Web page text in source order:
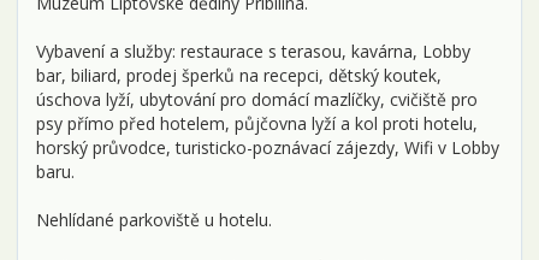
Vybavení a služby: restaurace s terasou, kavárna, Lobby
bar, biliard, prodej šperků na recepci, dětský koutek,
úschova lyží, ubytování pro domácí mazlíčky, cvičiště pro
psy přímo před hotelem, půjčovna lyží a kol proti hotelu,
horský průvodce, turisticko-poznávací zájezdy, Wifi v Lobby
baru.
Nehlídané parkoviště u hotelu.